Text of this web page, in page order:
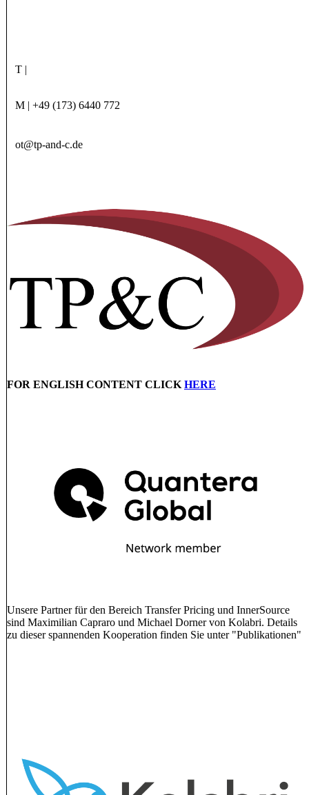
T |
M | +49 (173) 6440 772
ot@tp-and-c.de
FOR ENGLISH CONTENT CLICK HERE
Unsere Partner für den Bereich Transfer Pricing und InnerSource
sind Maximilian Capraro und Michael Dorner von Kolabri. Details
zu dieser spannenden Kooperation finden Sie unter "Publikationen"